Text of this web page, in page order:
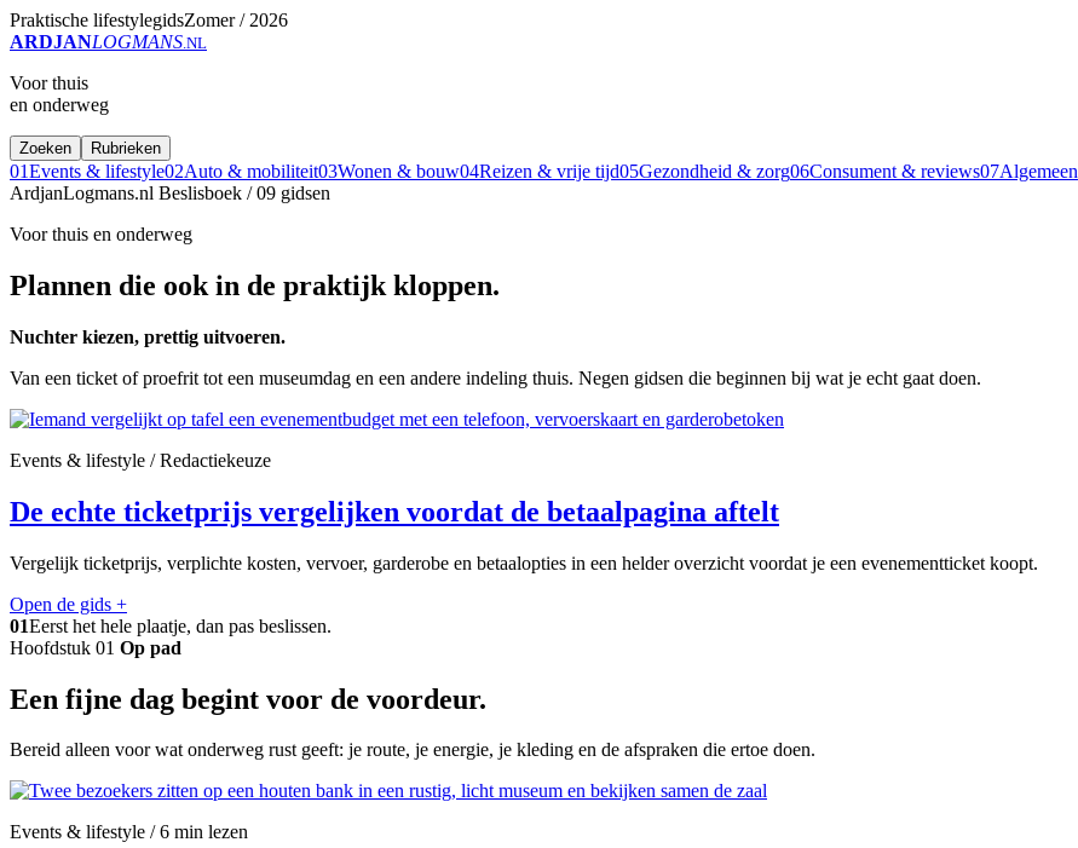
Praktische lifestylegidsZomer / 2026
ARDJANLOGMANS.NL
Voor thuis
en onderweg
Zoeken Rubrieken
01Events & lifestyle02Auto & mobiliteit03Wonen & bouw04Reizen & vrije tijd05Gezondheid & zorg06Consument & reviews07Algemeen
ArdjanLogmans.nl Beslisboek / 09 gidsen
Voor thuis en onderweg
Plannen die ook in de praktijk kloppen.
Nuchter kiezen, prettig uitvoeren.
Van een ticket of proefrit tot een museumdag en een andere indeling thuis. Negen gidsen die beginnen bij wat je echt gaat doen.
Events & lifestyle / Redactiekeuze
De echte ticketprijs vergelijken voordat de betaalpagina aftelt
Vergelijk ticketprijs, verplichte kosten, vervoer, garderobe en betaalopties in een helder overzicht voordat je een evenementticket koopt.
Open de gids +
01Eerst het hele plaatje, dan pas beslissen.
Hoofdstuk 01 Op pad
Een fijne dag begint voor de voordeur.
Bereid alleen voor wat onderweg rust geeft: je route, je energie, je kleding en de afspraken die ertoe doen.
Events & lifestyle / 6 min lezen